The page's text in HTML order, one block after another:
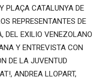
PLAÇA CATALUNYA DE
REPRESENTANTES DE
DEL EXILIO VENEZOLANO
Y ENTREVISTA CON
DE LA JUVENTUD
ANDREA LLOPART,